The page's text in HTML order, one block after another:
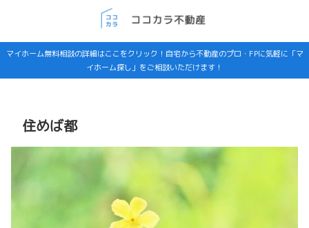
マイホーム無料相談の詳細はここをクリック！自宅から不動産のプロ・FPに気軽に「マ
イホーム探し」をご相談いただけます！
住めば都